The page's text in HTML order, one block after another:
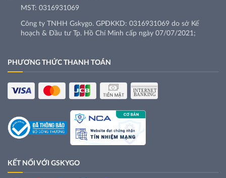
MST: 0316931069
Công ty TNHH Gskygo. GPĐKKD: 0316931069 do sở Kế
hoạch & Đầu tư Tp. Hồ Chí Minh cấp ngày 07/07/2021;
PHƯƠNG THỨC THANH TOÁN
KẾT NỐI VỚI GSKYGO